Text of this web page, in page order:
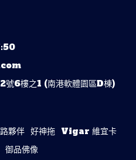
號6樓之1 (南港軟體園區D棟)
夥伴 好神拖 Vigar 維宜卡
御品佛像